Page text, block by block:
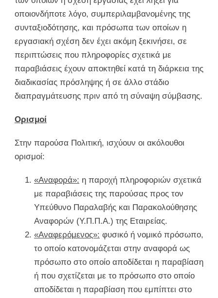
οποιονδήποτε λόγο, συμπεριλαμβανομένης της
συνταξιοδότησης, και πρόσωπα των οποίων η
εργασιακή σχέση δεν έχει ακόμη ξεκινήσει, σε
περιπτώσεις που πληροφορίες σχετικά με
παραβιάσεις έχουν αποκτηθεί κατά τη διάρκεια της
διαδικασίας πρόσληψης ή σε άλλο στάδιο
διαπραγμάτευσης πριν από τη σύναψη σύμβασης.
Ορισμοί
Στην παρούσα Πολιτική, ισχύουν οι ακόλουθοι
ορισμοί:
«Αναφορά»: η παροχή πληροφοριών σχετικά
με παραβιάσεις της παρούσας προς τον
Υπεύθυνο Παραλαβής και Παρακολούθησης
Αναφορών (Υ.Π.Π.Α.) της Εταιρείας.
«Αναφερόμενος»: φυσικό ή νομικό πρόσωπο,
το οποίο κατονομάζεται στην αναφορά ως
πρόσωπο στο οποίο αποδίδεται η παραβίαση
ή που σχετίζεται με το πρόσωπο στο οποίο
αποδίδεται η παραβίαση που εμπίπτει στο